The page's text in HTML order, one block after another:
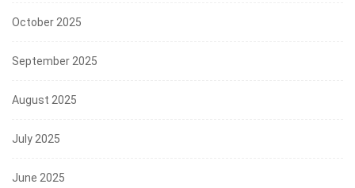
October 2025
September 2025
August 2025
July 2025
June 2025